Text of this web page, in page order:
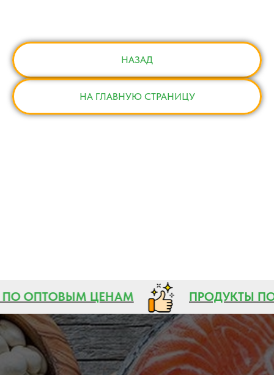
НАЗАД
НА ГЛАВНУЮ СТРАНИЦУ
ПО ОПТОВЫМ ЦЕНАМ ПРОДУКТЫ